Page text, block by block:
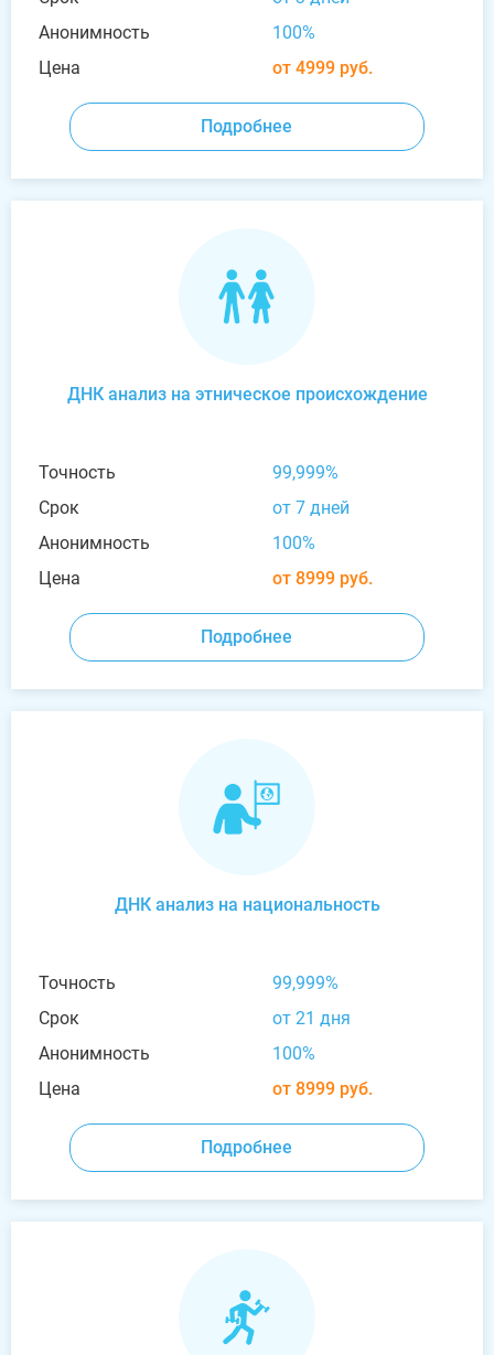
Анонимность
100%
Цена
от 4999 руб.
Подробнее
ДНК анализ на этническое происхождение
Точность
99,999%
Срок
от 7 дней
Анонимность
100%
Цена
от 8999 руб.
Подробнее
ДНК анализ на национальность
Точность
99,999%
Срок
от 21 дня
Анонимность
100%
Цена
от 8999 руб.
Подробнее